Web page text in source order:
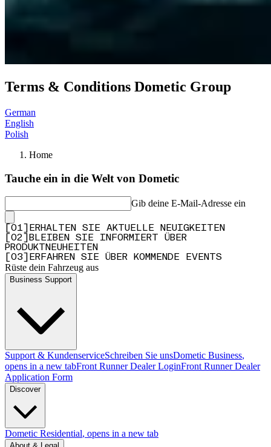
Terms & Conditions Dometic Group
German
English
Polish
Home
Tauche ein in die Welt von Dometic
Gib deine E-Mail-Adresse ein
01
ERHALTEN SIE AKTUELLE NEUIGKEITEN
02
BLEIBEN SIE INFORMIERT ÜBER
PRODUKTNEUHEITEN
03 ERFAHREN SIE ÜBER KOMMENDE EVENTS
Rüste dein Fahrzeug aus
Business Support
Support & KundenserviceSchreiben Sie unsDometic Business,
opens in a new tabFront Runner Dealer LoginFront Runner Dealer
Application Form
Discover
Dometic Residential, opens in a new tab